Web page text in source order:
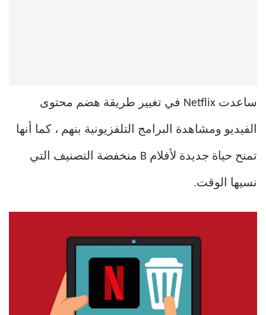
ساعدت Netflix في تغيير طريقة هضم محتوى
الفيديو ومشاهدة البرامج التلفزيونية بنهم ، كما أنها
تمنح حياة جديدة لأفلام B منخفضة التصنيف التي
نسيها الوقت.